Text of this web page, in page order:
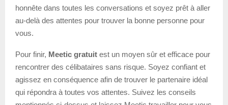
honnête dans toutes les conversations et soyez prêt à aller
au-delà des attentes pour trouver la bonne personne pour
vous.
Pour finir, Meetic gratuit est un moyen sûr et efficace pour
rencontrer des célibataires sans risque. Soyez confiant et
agissez en conséquence afin de trouver le partenaire idéal
qui répondra à toutes vos attentes. Suivez les conseils